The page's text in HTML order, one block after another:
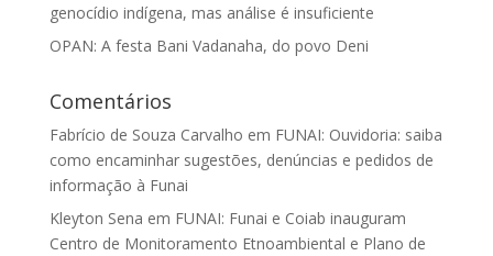
genocídio indígena, mas análise é insuficiente
OPAN: A festa Bani Vadanaha, do povo Deni
Comentários
Fabrício de Souza Carvalho em FUNAI: Ouvidoria: saiba
como encaminhar sugestões, denúncias e pedidos de
informação à Funai
Kleyton Sena em FUNAI: Funai e Coiab inauguram
Centro de Monitoramento Etnoambiental e Plano de